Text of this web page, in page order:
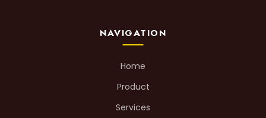
NAVIGATION
Home
Product
Services